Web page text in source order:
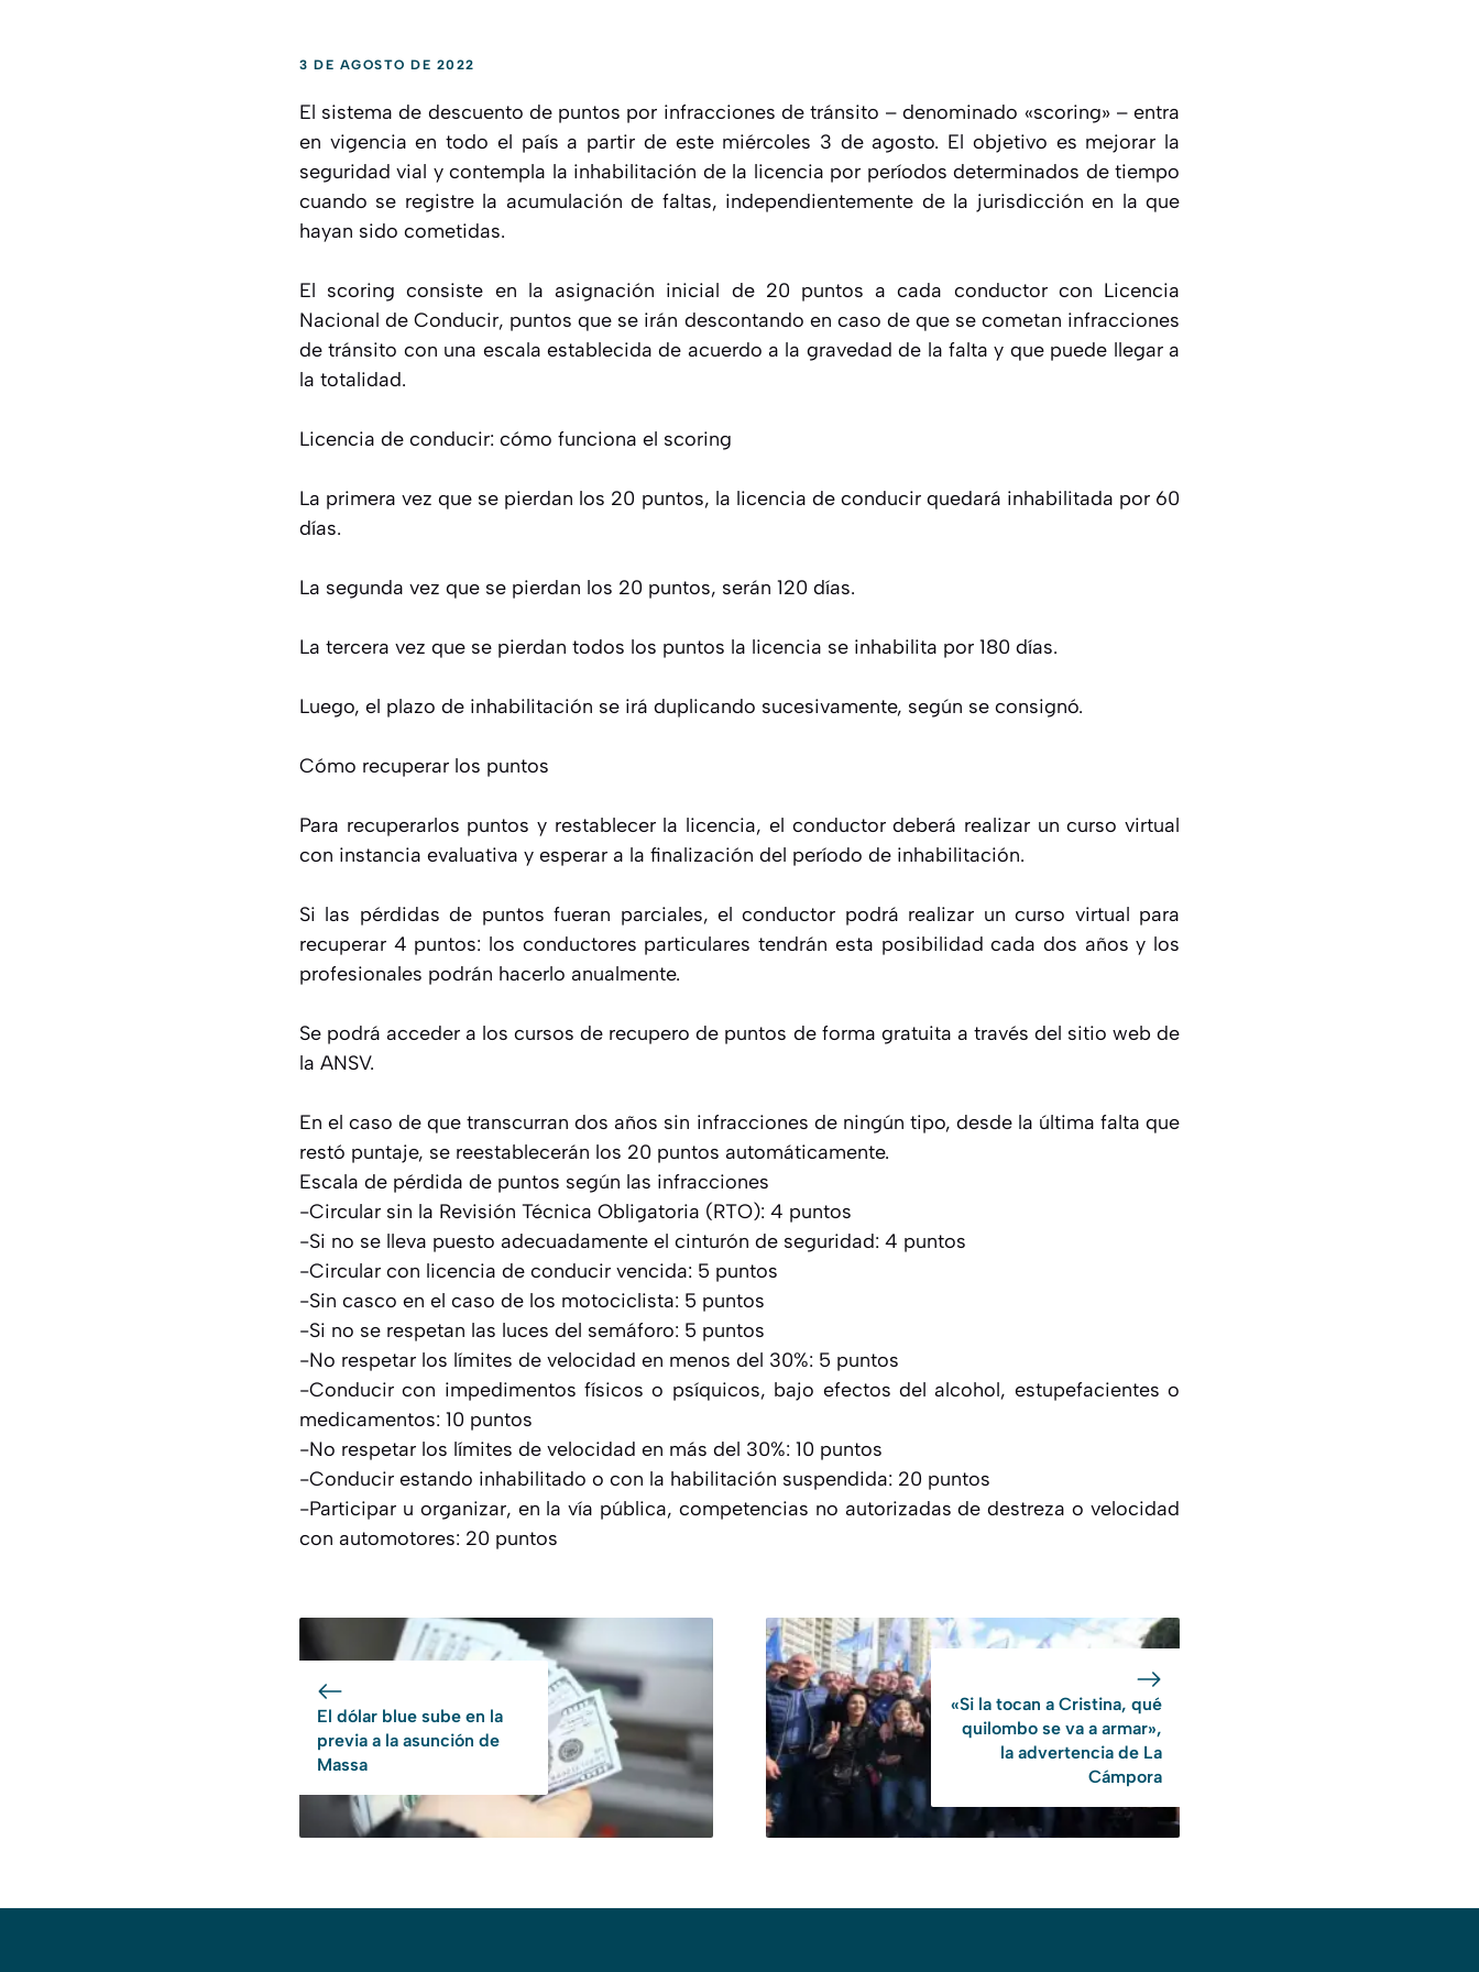
3 DE AGOSTO DE 2022
El sistema de descuento de puntos por infracciones de tránsito – denominado «scoring» – entra
en vigencia en todo el país a partir de este miércoles 3 de agosto. El objetivo es mejorar la
seguridad vial y contempla la inhabilitación de la licencia por períodos determinados de tiempo
cuando se registre la acumulación de faltas, independientemente de la jurisdicción en la que
hayan sido cometidas.
El scoring consiste en la asignación inicial de 20 puntos a cada conductor con Licencia
Nacional de Conducir, puntos que se irán descontando en caso de que se cometan infracciones
de tránsito con una escala establecida de acuerdo a la gravedad de la falta y que puede llegar a
la totalidad.
Licencia de conducir: cómo funciona el scoring
La primera vez que se pierdan los 20 puntos, la licencia de conducir quedará inhabilitada por 60
días.
La segunda vez que se pierdan los 20 puntos, serán 120 días.
La tercera vez que se pierdan todos los puntos la licencia se inhabilita por 180 días.
Luego, el plazo de inhabilitación se irá duplicando sucesivamente, según se consignó.
Cómo recuperar los puntos
Para recuperarlos puntos y restablecer la licencia, el conductor deberá realizar un curso virtual
con instancia evaluativa y esperar a la finalización del período de inhabilitación.
Si las pérdidas de puntos fueran parciales, el conductor podrá realizar un curso virtual para
recuperar 4 puntos: los conductores particulares tendrán esta posibilidad cada dos años y los
profesionales podrán hacerlo anualmente.
Se podrá acceder a los cursos de recupero de puntos de forma gratuita a través del sitio web de
la ANSV.
En el caso de que transcurran dos años sin infracciones de ningún tipo, desde la última falta que
restó puntaje, se reestablecerán los 20 puntos automáticamente.
Escala de pérdida de puntos según las infracciones
-Circular sin la Revisión Técnica Obligatoria (RTO): 4 puntos
-Si no se lleva puesto adecuadamente el cinturón de seguridad: 4 puntos
-Circular con licencia de conducir vencida: 5 puntos
-Sin casco en el caso de los motociclista: 5 puntos
-Si no se respetan las luces del semáforo: 5 puntos
-No respetar los límites de velocidad en menos del 30%: 5 puntos
-Conducir con impedimentos físicos o psíquicos, bajo efectos del alcohol, estupefacientes o
medicamentos: 10 puntos
-No respetar los límites de velocidad en más del 30%: 10 puntos
-Conducir estando inhabilitado o con la habilitación suspendida: 20 puntos
-Participar u organizar, en la vía pública, competencias no autorizadas de destreza o velocidad
con automotores: 20 puntos
El dólar blue sube en la
previa a la asunción de
Massa
«Si la tocan a Cristina, qué
quilombo se va a armar»,
la advertencia de La
Cámpora